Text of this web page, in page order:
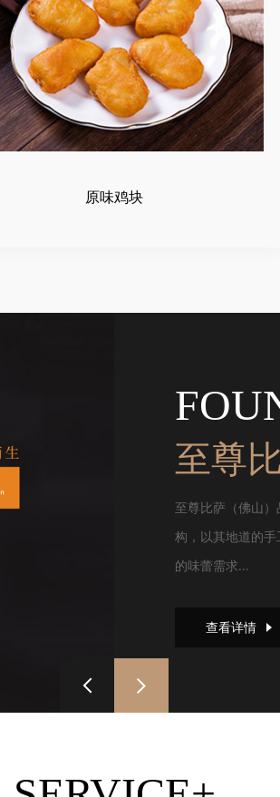
原味鸡块
至尊
至尊比萨（佛山
构，以其地道的
的味蕾需求...
查看详情